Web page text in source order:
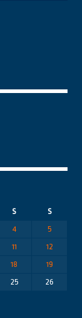
S
S
4
5
11
12
18
19
25
26